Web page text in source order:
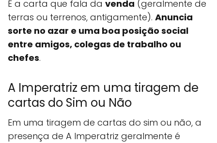
É a carta que fala da venda (geralmente de
terras ou terrenos, antigamente). Anuncia
sorte no azar e uma boa posição social
entre amigos, colegas de trabalho ou
chefes.
A Imperatriz em uma tiragem de
cartas do Sim ou Não
Em uma tiragem de cartas do sim ou não, a
presença de A Imperatriz geralmente é